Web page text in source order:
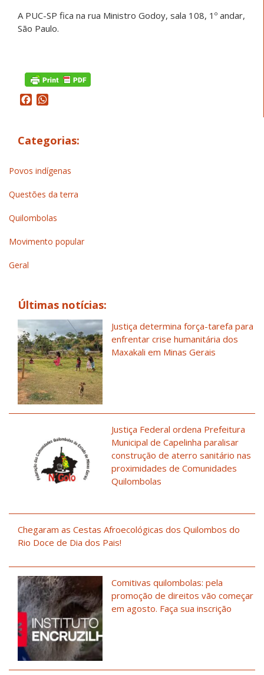
A PUC-SP fica na rua Ministro Godoy, sala 108, 1º andar,
São Paulo.
Facebook
Categorias:
Povos indígenas
Questões da terra
Quilombolas
Movimento popular
Geral
Últimas notícias:
Justiça determina força-tarefa para
enfrentar crise humanitária dos
Maxakali em Minas Gerais
Justiça Federal ordena Prefeitura
Municipal de Capelinha paralisar
construção de aterro sanitário nas
proximidades de Comunidades
Quilombolas
Chegaram as Cestas Afroecológicas dos Quilombos do
Rio Doce de Dia dos Pais!
Comitivas quilombolas: pela
promoção de direitos vão começar
em agosto. Faça sua inscrição